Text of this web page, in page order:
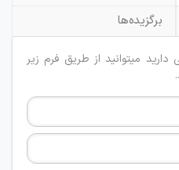
برگزیده‌ها
دارید میتوانید از طریق فرم زیر